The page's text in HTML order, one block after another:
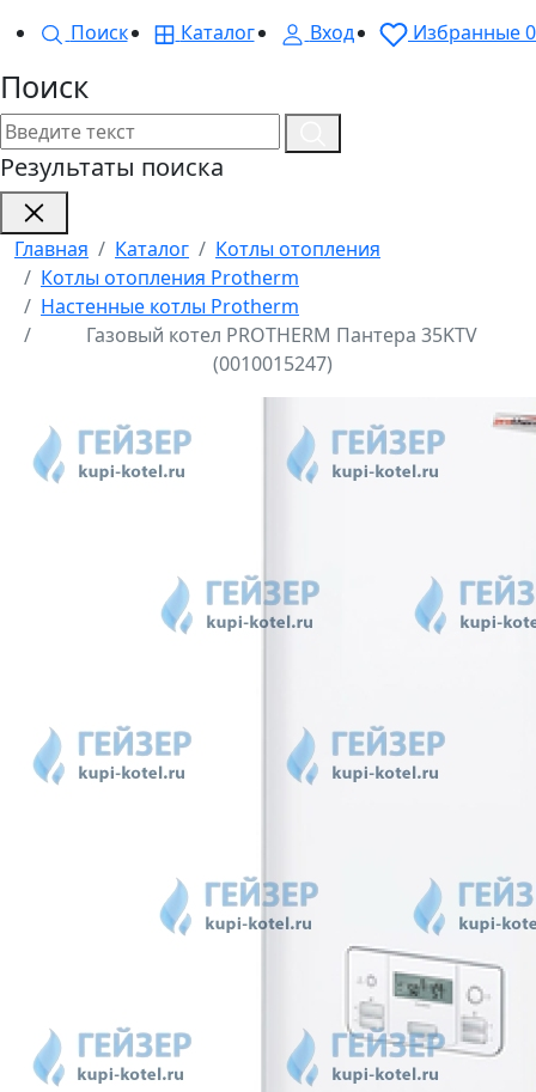
Поиск
Каталог Вход Избранные0
Поиск
Результаты поиска
Главная Каталог
Котлы отопления
Котлы отопления Protherm
Настенные котлы Protherm
Газовый котел PROTHERM Пантера 35KTV
(0010015247)